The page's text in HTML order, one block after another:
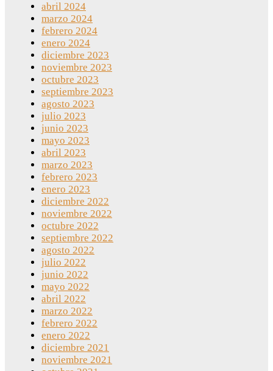
abril 2024
marzo 2024
febrero 2024
enero 2024
diciembre 2023
noviembre 2023
octubre 2023
septiembre 2023
agosto 2023
julio 2023
junio 2023
mayo 2023
abril 2023
marzo 2023
febrero 2023
enero 2023
diciembre 2022
noviembre 2022
octubre 2022
septiembre 2022
agosto 2022
julio 2022
junio 2022
mayo 2022
abril 2022
marzo 2022
febrero 2022
enero 2022
diciembre 2021
noviembre 2021